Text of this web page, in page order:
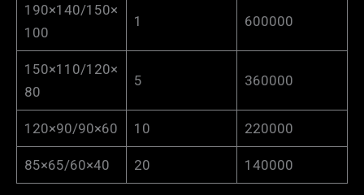
190×140/150×
100
1 600000
150×110/120×
80
5 360000
120×90/90×60 10 220000
85×65/60×40 20 140000